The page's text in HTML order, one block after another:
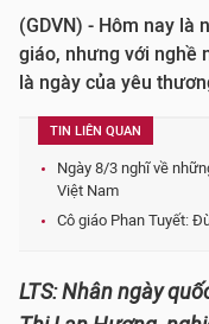
(GDVN) - Hôm nay là
giáo, nhưng với nghề
là ngày của yêu
TIN LIÊN QUAN
Ngày 8/3 nghĩ về
Việt Nam
Cô giáo Phan Tuyết:
LTS: Nhân ngày